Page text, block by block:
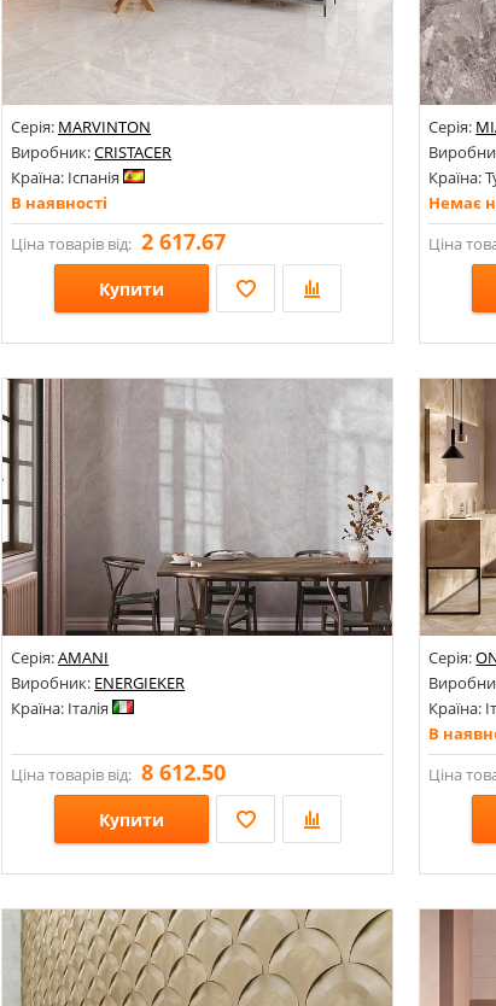
Серія: MARVINTON
Виробник:CRISTACER
Країна: Іспанія
В наявності
Ціна товарів від: 2 617.67
Купити
Розміри: 600х1200х10,1;
Стилі: Під мармур;
Кольори:
Серія:
Країна:
Немає
Ціна
Стилі:
Кольори:
Серія:AMANI
Виробник: ENERGIEKER
Країна: Італія
Ціна товарів від: 8 612.50
Купити
Розміри: 1200х2800х6;
Стилі: Під мармур;
Кольори:
Серія:
Країна:
В
Ціна
Стилі: